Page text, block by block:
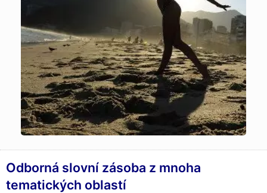
Odborná slovní zásoba z mnoha
tematických oblastí